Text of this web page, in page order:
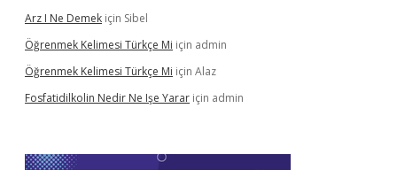
Arz I Ne Demek için Sibel
Öğrenmek Kelimesi Türkçe Mi için admin
Öğrenmek Kelimesi Türkçe Mi için Alaz
Fosfatidilkolin Nedir Ne Işe Yarar için admin